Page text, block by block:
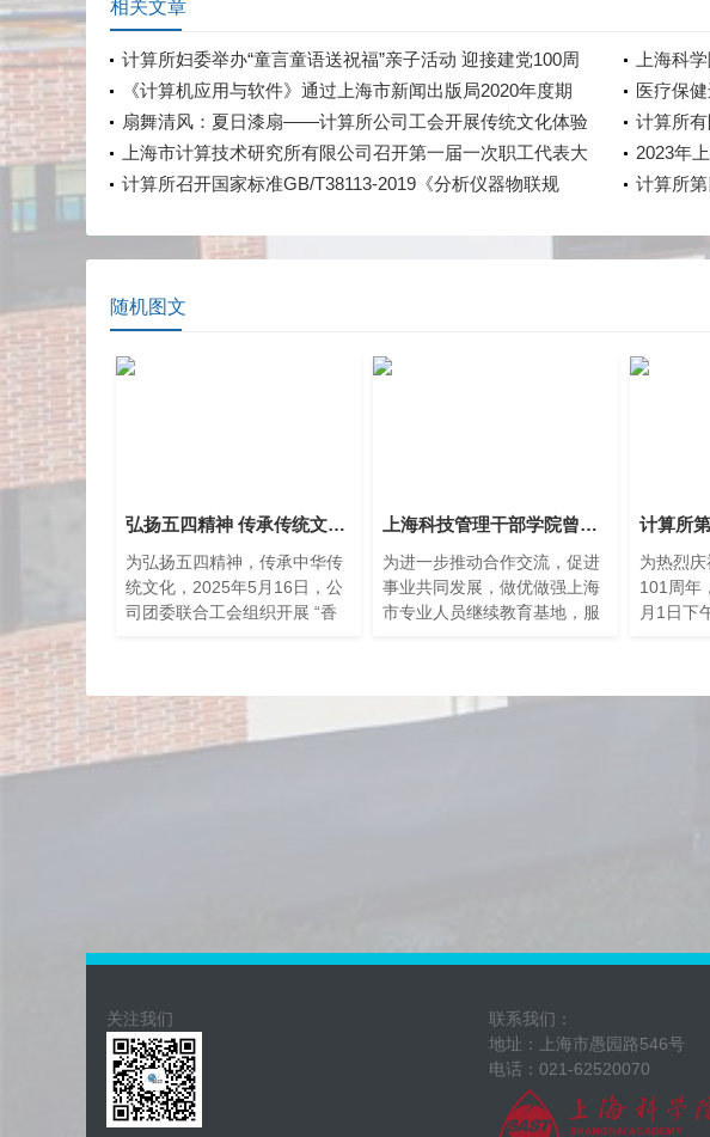
相关文章
计算所妇委举办“童言童语送祝福”亲子活动 迎接建党100周
年
上海科
《计算机应用与软件》通过上海市新闻出版局2020年度期
刊核验
医疗保
扇舞清风：夏日漆扇——计算所公司工会开展传统文化体验
活动
计算所
义思想
上海市计算技术研究所有限公司召开第一届一次职工代表大
会
2023年
练）竞
计算所召开国家标准GB/T38113-2019《分析仪器物联规
计算所
随机图文
弘扬五四精神 传承传统文化｜公司开展 “香囊寄安康，青春践五四”主题活动
为弘扬五四精神，传承中华传
统文化，2025年5月16日，公
司团委联合工会组织开展 “香
上海科技管理干部学院曾方院长一行赴上海市计算技术研究所有限公司开展调研
为进一步推动合作交流，促进
事业共同发展，做优做强上海
市专业人员继续教育基地，服
长、党委副书记曾方带队到访
为热烈
101周年
月1日下
关注我们
联系我们：
地址：上海市愚园路546号
电话：021-62520070